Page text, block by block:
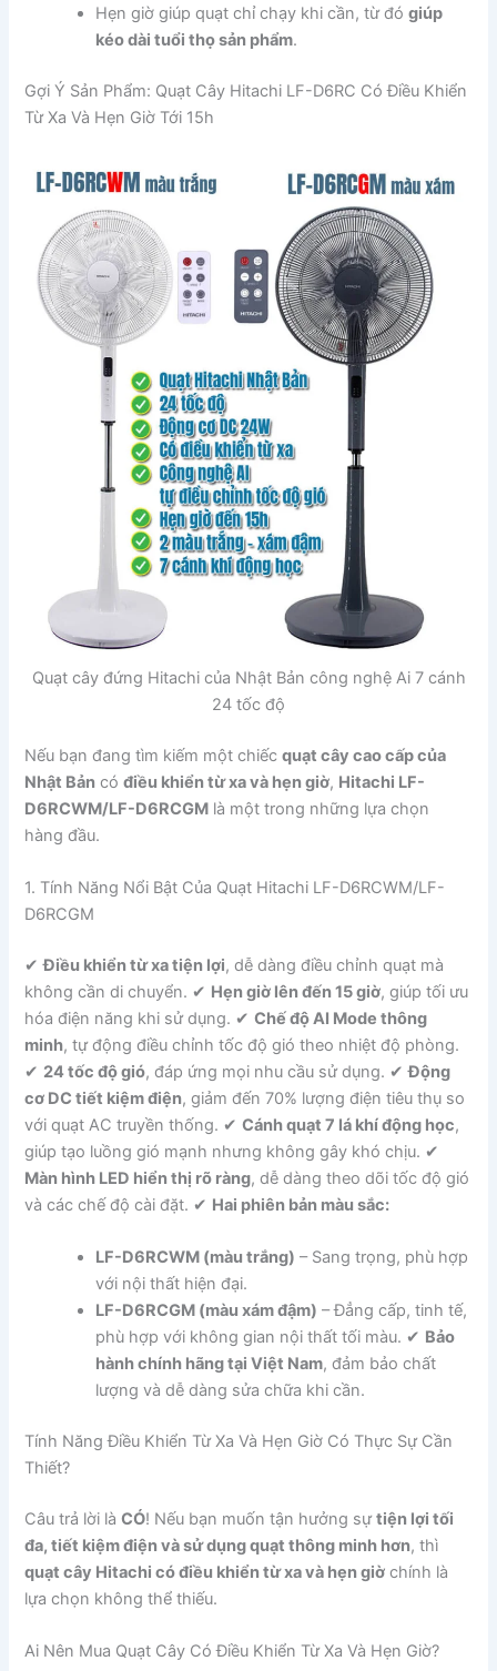
Hẹn giờ giúp quạt chỉ chạy khi cần, từ đógiúp
kéo dài tuổi thọ sản phẩm.
Gợi Ý Sản Phẩm: Quạt Cây Hitachi LF-D6RC Có Điều Khiển
Từ Xa Và Hẹn Giờ Tới 15h
Quạt cây đứng Hitachi của Nhật Bản công nghệ Ai 7 cánh
24 tốc độ
Nếu bạn đang tìm kiếm một chiếcquạt cây cao cấp của
Nhật Bản cóđiều khiển từ xa và hẹn giờ, Hitachi LF-
D6RCWM/LF-D6RCGM là một trong những lựa chọn
hàng đầu.
1. Tính Năng Nổi Bật Của Quạt Hitachi LF-D6RCWM/LF-
D6RCGM
✔Điều khiển từ xa tiện lợi, dễ dàng điều chỉnh quạt mà
không cần di chuyển. ✔ Hẹn giờ lên đến 15 giờ, giúp tối ưu
hóa điện năng khi sử dụng. ✔Chế độ AI Mode thông
minh, tự động điều chỉnh tốc độ gió theo nhiệt độ phòng.
✔ 24 tốc độ gió, đáp ứng mọi nhu cầu sử dụng. ✔Động
cơ DC tiết kiệm điện, giảm đến 70% lượng điện tiêu thụ so
với quạt AC truyền thống. ✔Cánh quạt 7 lá khí động học,
giúp tạo luồng gió mạnh nhưng không gây khó chịu. ✔
Màn hình LED hiển thị rõ ràng, dễ dàng theo dõi tốc độ gió
và các chế độ cài đặt. ✔ Hai phiên bản màu sắc:
LF-D6RCWM (màu trắng) – Sang trọng, phù hợp
với nội thất hiện đại.
LF-D6RCGM (màu xám đậm) – Đẳng cấp, tinh tế,
phù hợp với không gian nội thất tối màu. ✔ Bảo
hành chính hãng tại Việt Nam, đảm bảo chất
lượng và dễ dàng sửa chữa khi cần.
Tính Năng Điều Khiển Từ Xa Và Hẹn Giờ Có Thực Sự Cần
Thiết?
Câu trả lời làCÓ! Nếu bạn muốn tận hưởng sựtiện lợi tối
đa, tiết kiệm điện và sử dụng quạt thông minh hơn, thì
quạt cây Hitachi có điều khiển từ xa và hẹn giờ chính là
lựa chọn không thể thiếu.
Ai Nên Mua Quạt Cây Có Điều Khiển Từ Xa Và Hẹn Giờ?